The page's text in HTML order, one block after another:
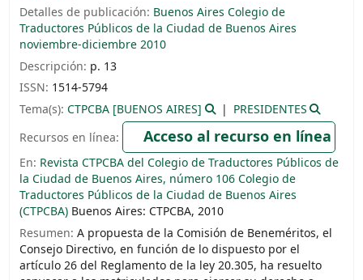
Detalles de publicación: Buenos Aires Colegio de
Traductores Públicos de la Ciudad de Buenos Aires
noviembre-diciembre 2010
Descripción: p. 13
ISSN: 1514-5794
Tema(s):CTPCBA [BUENOS AIRES]
PRESIDENTES
Recursos en línea:
Acceso al recurso en línea
En: Revista CTPCBA del Colegio de Traductores Públicos de
la Ciudad de Buenos Aires, número 106 Colegio de
Traductores Públicos de la Ciudad de Buenos Aires
(CTPCBA) Buenos Aires: CTPCBA, 2010
Resumen:A propuesta de la Comisión de Beneméritos, el
Consejo Directivo, en función de lo dispuesto por el
artículo 26 del Reglamento de la ley 20.305, ha resuelto